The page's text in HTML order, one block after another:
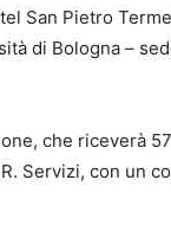
San Pietro Terme
di Bologna –
che riceverà
Servizi, con un